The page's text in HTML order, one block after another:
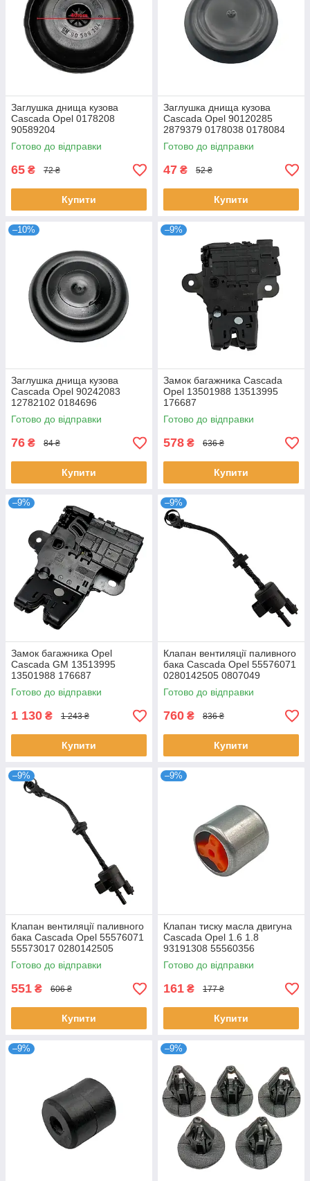
Заглушка днища кузова
Cascada Opel 0178208
90589204
Готово до відправки
65 ₴ 72 ₴
Купити
Заглушка днища кузова
Cascada Opel 90120285
2879379 0178038 0178084
Готово до відправки
47 ₴ 52 ₴
Купити
–10%
Заглушка днища кузова
Cascada Opel 90242083
12782102 0184696
Готово до відправки
76 ₴ 84 ₴
Купити
–9%
Замок багажника Cascada
Opel 13501988 13513995
176687
Готово до відправки
578 ₴ 636 ₴
Купити
–9%
Замок багажника Opel
Cascada GM 13513995
13501988 176687
Готово до відправки
1 130 ₴ 1 243 ₴
Купити
–9%
Клапан вентиляції паливного
бака Cascada Opel 55576071
0280142505 0807049
Готово до відправки
760 ₴ 836 ₴
Купити
–9%
Клапан вентиляції паливного
бака Cascada Opel 55576071
55573017 0280142505
0807049 0807028 PV704
2M1338
Готово до відправки
551 ₴ 606 ₴
Купити
–9%
Клапан тиску масла двигуна
Cascada Opel 1.6 1.8
93191308 55560356
55563957 0651348 0651791
Готово до відправки
161 ₴ 177 ₴
Купити
–9% –9%